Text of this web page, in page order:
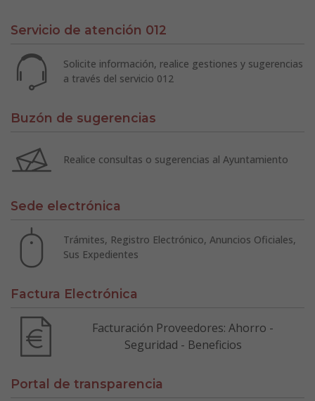
Servicio de atención 012
Solicite información, realice gestiones y sugerencias
a través del servicio 012
Buzón de sugerencias
Realice consultas o sugerencias al Ayuntamiento
Sede electrónica
Trámites, Registro Electrónico, Anuncios Oficiales,
Sus Expedientes
Factura Electrónica
Facturación Proveedores: Ahorro -
Seguridad - Beneficios
Portal de transparencia